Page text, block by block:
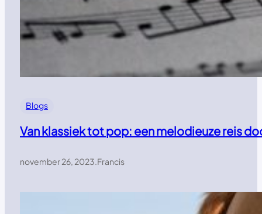
Blogs
Van klassiek tot pop: een melodieuze reis
november 26, 2023.Francis